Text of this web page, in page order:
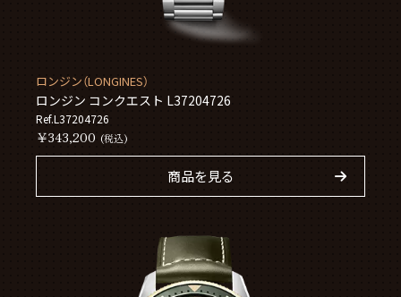
ロンジン（LONGINES）
ロンジン コンクエスト L37204726
Ref.L37204726
￥343,200 (税込)
商品を見る